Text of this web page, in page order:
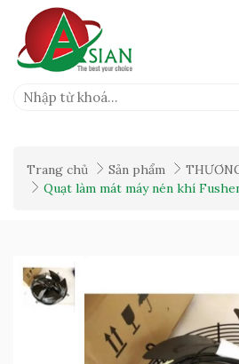
Trang chủ Sản phẩm
Quạt làm mát máy nén khí